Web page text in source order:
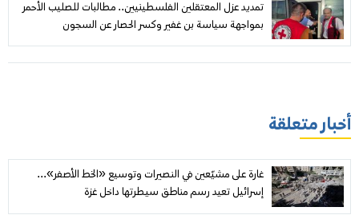
تمديد عزل المعتقلين الفلسطينيين.. مطالبات للصليب الأحمر
بمواجهة سياسة بن غفير وكسر الحصار عن السجون
أخبار متعلقة
غارة على مشيّعين في النصيرات وتوسيع «الخط الأصفر»...
إسرائيل تعيد رسم مناطق سيطرتها داخل غزة